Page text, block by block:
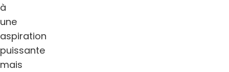
à
une
aspiration
puissante
mais